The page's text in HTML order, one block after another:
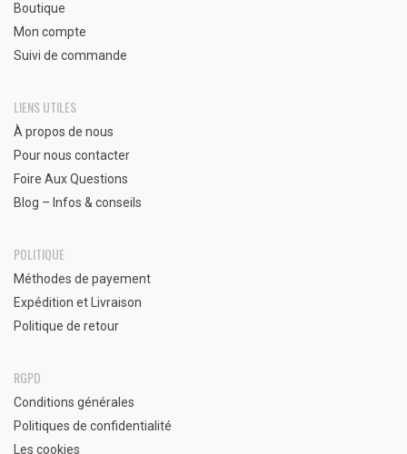
Boutique
Mon compte
Suivi de commande
LIENS UTILES
À propos de nous
Pour nous contacter
Foire Aux Questions
Blog – Infos & conseils
POLITIQUE
Méthodes de payement
Expédition et Livraison
Politique de retour
RGPD
Conditions générales
Politiques de confidentialité
Les cookies